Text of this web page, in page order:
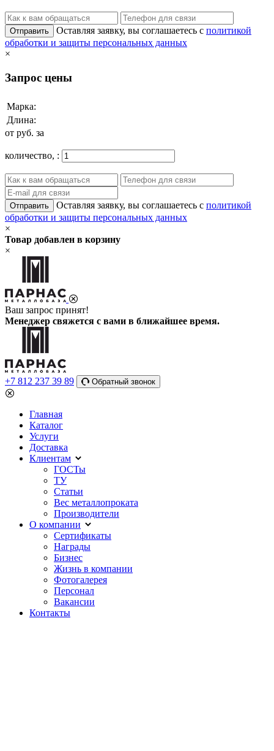
Отправить Оставляя заявку, вы соглашаетесь с политикой
обработки и защиты персональных данных
×
Запрос цены
Марка:
Длина:
от руб. за
количество, :
Отправить Оставляя заявку, вы соглашаетесь с политикой
обработки и защиты персональных данных
×
Товар добавлен в корзину
×
Ваш запрос принят!
Менеджер свяжется с вами в ближайшее время.
+7 812 237 39 89 Обратный звонок
Главная
Каталог
Услуги
Доставка
Клиентам
ГОСТы
ТУ
Статьи
Вес металлопроката
Производители
О компании
Сертификаты
Награды
Бизнес
Жизнь в компании
Фотогалерея
Персонал
Вакансии
Контакты